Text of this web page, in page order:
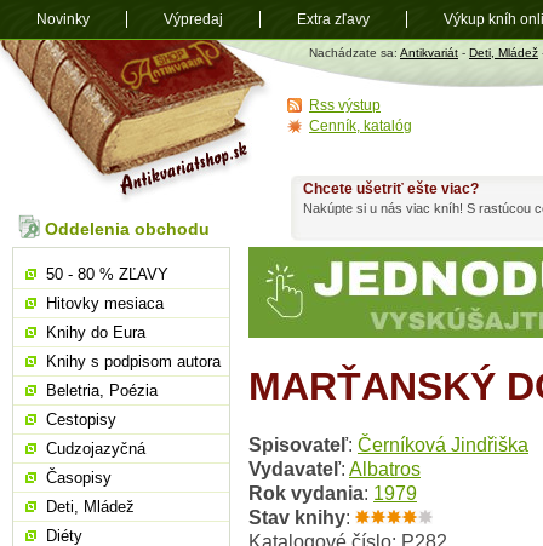
Antikvariát
shop.sk
Nachádzate sa: Antikvariát - Deti, Mládež
MARŤANSKÝ
Spisovateľ: Černíková Jindřiška
Vydavateľ: Albatros
Rok vydania: 1979
Stav knihy:
Katalogové číslo: P282
Chcete ušetriť ešte viac?
Nakúpte si u nás viac kníh! S rastúcou
Oddelenia obchodu
50 - 80 % ZĽAVY
Hitovky mesiaca
Knihy do Eura
Knihy s podpisom autora
Beletria, Poézia
Cestopisy
Cudzojazyčná
Časopisy
Deti, Mládež
Diéty
Rss výstup
Cenník, katalóg
Novinky Výpredaj Extra zľavy Výkup kníh